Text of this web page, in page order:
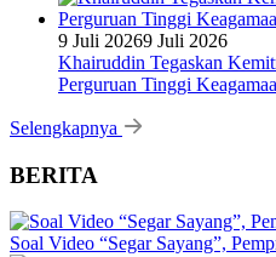
9 Juli 20269 Juli 2026
Khairuddin Tegaskan
Perguruan Tinggi
Selengkapnya
BERITA
Soal Video “Segar Sayang”,